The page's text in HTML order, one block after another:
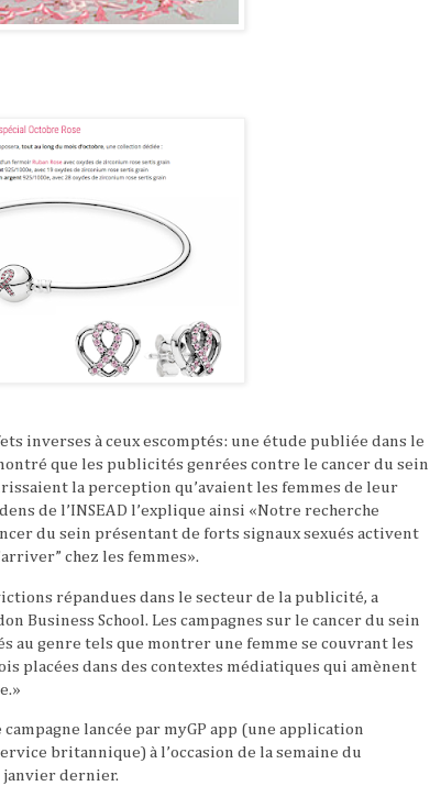
inverses à ceux escomptés: une étude publiée dans le
que les publicités genrées contre le cancer du sein
la perception qu’avaient les femmes de leur
de l’INSEAD l’explique ainsi «Notre recherche
du sein présentant de forts signaux sexués activent
chez les femmes».
répandues dans le secteur de la publicité, a
Business School. Les campagnes sur le cancer du sein
au genre tels que montrer une femme se couvrant les
placées dans des contextes médiatiques qui amènent
lancée par myGP app (une application
britannique) à l’occasion de la semaine du
janvier dernier.